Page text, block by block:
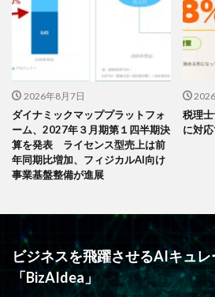
2026年8月7日
ダイナミックマッププラットフォ
ーム、2027年３月期第１四半期決
算を発表 ライセンス型売上は前
年同期比増加、フィジカルAI向け
事業基盤整備が進展
税理
に対
ビジネスを飛躍させるAIキュ
「BizAIdea」